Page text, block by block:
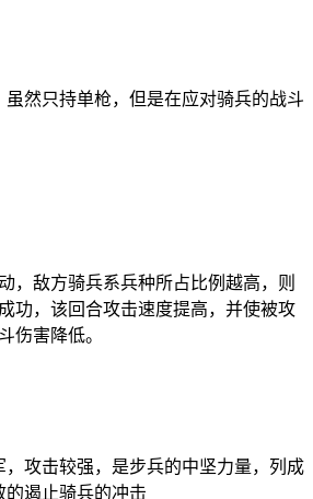
然只持单枪，但是在应对骑兵的战斗
，敌方骑兵系兵种所占比例越高，则
功，该回合攻击速度提高，并使被攻
伤害降低。
攻击较强，是步兵的中坚力量，列成
的遏止骑兵的冲击